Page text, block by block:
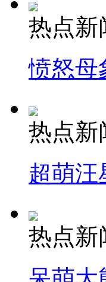
热点新
愤怒母
热点新
超萌汪
热点新